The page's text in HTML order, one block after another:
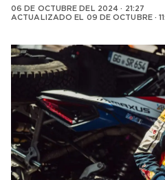
06 DE OCTUBRE DEL 2024 · 21:27
ACTUALIZADO EL 09 DE OCTUBRE ·